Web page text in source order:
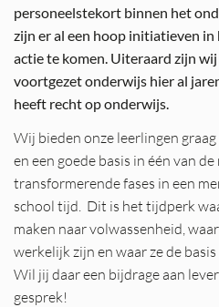
personeelstekort binnen het
zijn er al een hoop initiatieven in
actie te komen. Uiteraard zijn
voortgezet onderwijs hier al
heeft recht op onderwijs.
Wij bieden onze leerlingen
en een goede basis in één van
transformerende fases in een
school tijd. Dit is het tijdperk
maken naar volwassenheid,
werkelijk zijn en waar ze de
Wil jij daar een bijdrage aan
gesprek!